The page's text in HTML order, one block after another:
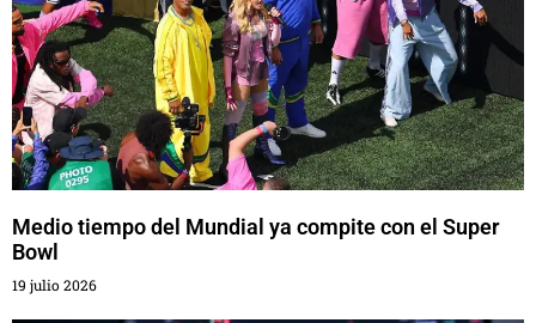
Medio tiempo del Mundial ya compite con el Super
Bowl
19 julio 2026